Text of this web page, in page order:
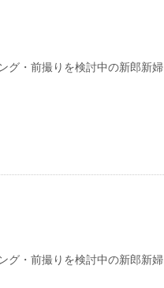
グ・前撮りを検討中の新郎新婦
グ・前撮りを検討中の新郎新婦